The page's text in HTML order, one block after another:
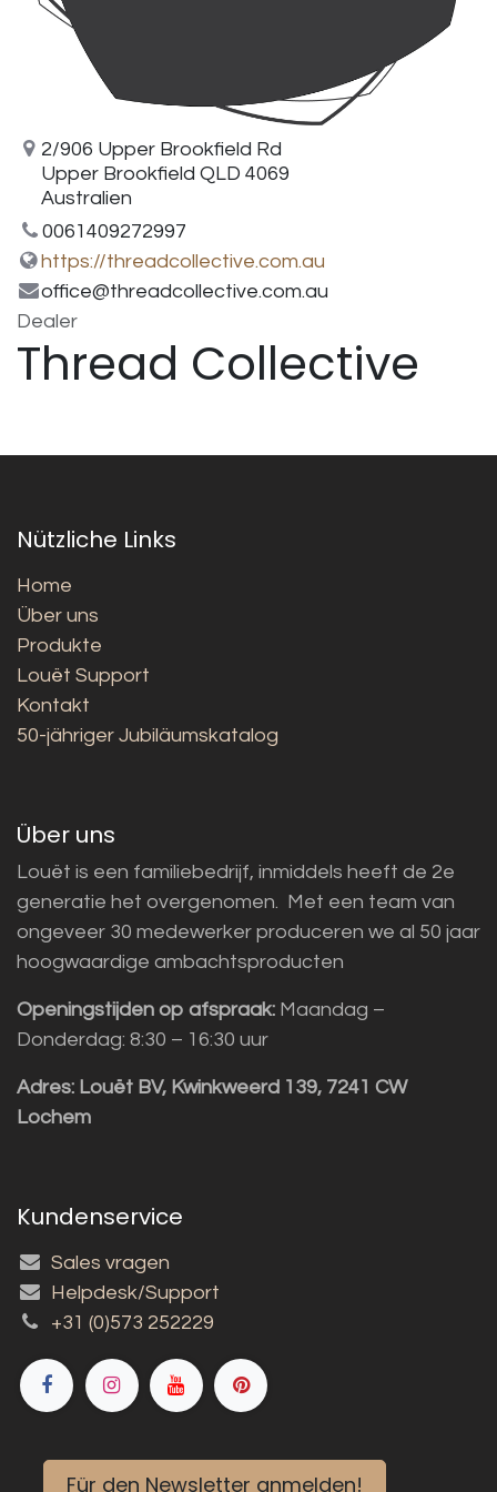
2/906 Upper Brookfield Rd
Upper Brookfield QLD 4069
Australien
0061409272997
https://threadcollective.com.au
office@threadcollective.com.au
Dealer
Thread Collective
Nützliche Links
Home
Über uns
Produkte
Louët Support
Kontakt
50-jähriger Jubiläumskatalog
Über uns
Louët is een familiebedrijf, inmiddels heeft de 2e
generatie het overgenomen. Met een team van
ongeveer 30 medewerker produceren we al 50 jaar
hoogwaardige ambachtsproducten
Openingstijden op afspraak: Maandag –
Donderdag: 8:30 – 16:30 uur
Adres: Louët BV, Kwinkweerd 139, 7241 CW
Lochem
Kundenservice
Sales vragen
Helpdesk/Support
+31 (0)573 252229
Für den Newsletter anmelden!